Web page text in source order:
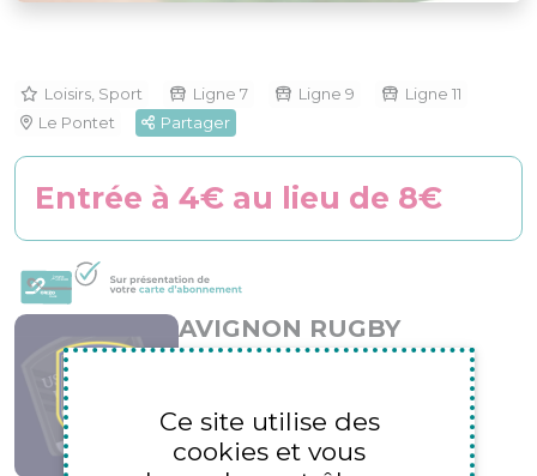
Loisirs, Sport Ligne 7 Ligne 9
Ligne 11
Le Pontet
Partager
Entrée à 4€ au lieu de 8€
AVIGNON RUGBY
04 90 03 12 79
Ce site utilise des
cookies et vous